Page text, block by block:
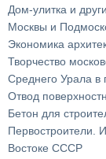
Дом-улитка и
Москвы и
Экономика
Творчество
Среднего Урала в
Отвод
Бетон для
Первостроители.
Востоке СССР